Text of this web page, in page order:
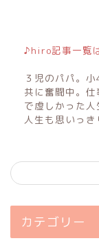
♪hiro記事一覧
３児のパパ。
共に奮闘中。
で虚しかった
人生も思いっき
カテゴリー